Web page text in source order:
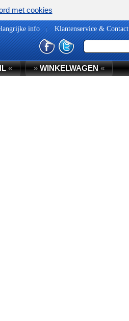
info Klantenservice & Contact
« »WINKELWAGEN«
met cookies